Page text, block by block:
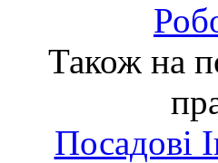
Також на
Посадові